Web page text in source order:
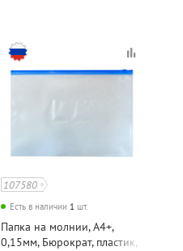
107580
Есть в наличии 1 шт.
Папка на молнии, А4+,
0,15мм, Бюрократ, пластик,